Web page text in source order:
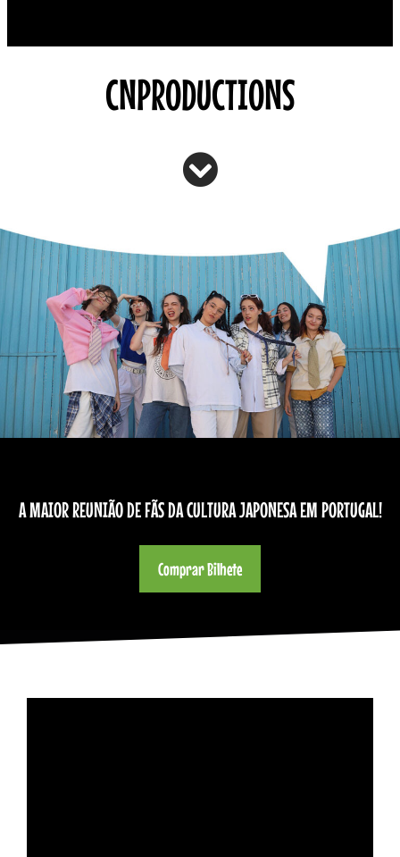
CNPRODUCTIONS
A MAIOR REUNIÃO DE FÃS DA CULTURA JAPONESA EM PORTUGAL!
Comprar Bilhete